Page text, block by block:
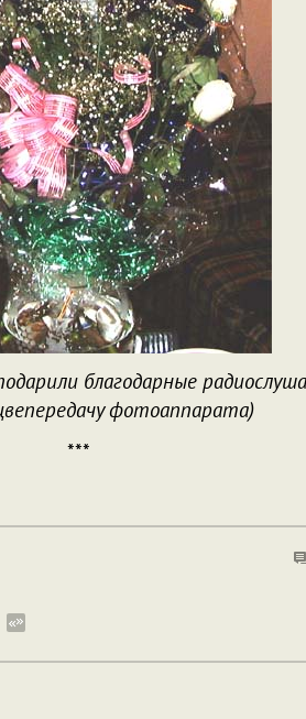
благодарные
фотоаппарата)
***